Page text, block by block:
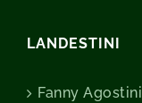
LANDESTINI
Fanny Agostini